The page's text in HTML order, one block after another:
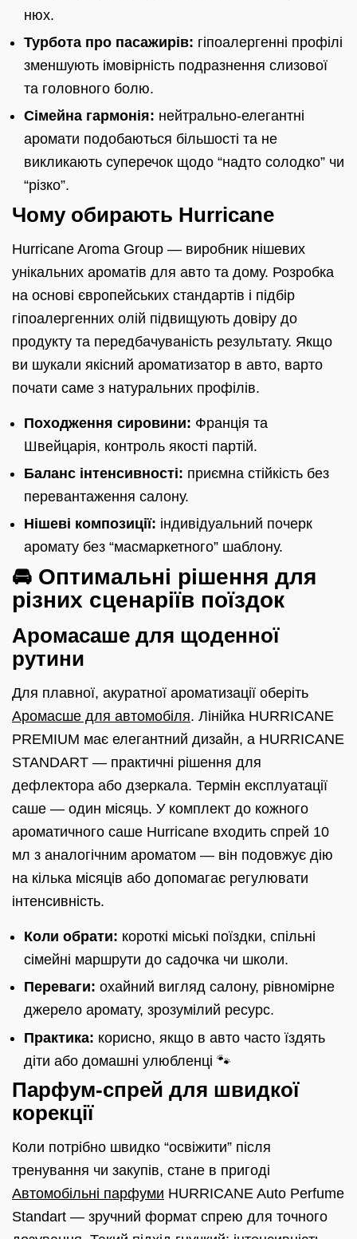
нюх.
Турбота про пасажирів: гіпоалергенні профілі
зменшують імовірність подразнення слизової
та головного болю.
Сімейна гармонія: нейтрально-елегантні
аромати подобаються більшості та не
викликають суперечок щодо “надто солодко” чи
“різко”.
Чому обирають Hurricane
Hurricane Aroma Group — виробник нішевих
унікальних ароматів для авто та дому. Розробка
на основі європейських стандартів і підбір
гіпоалергенних олій підвищують довіру до
продукту та передбачуваність результату. Якщо
ви шукали якісний ароматизатор в авто, варто
почати саме з натуральних профілів.
Походження сировини: Франція та
Швейцарія, контроль якості партій.
Баланс інтенсивності: приємна стійкість без
перевантаження салону.
Нішеві композиції: індивідуальний почерк
аромату без “масмаркетного” шаблону.
🚘 Оптимальні рішення для
різних сценаріїв поїздок
Аромасаше для щоденної
рутини
Для плавної, акуратної ароматизації оберіть
Аромасше для автомобіля. Лінійка HURRICANE
PREMIUM має елегантний дизайн, а HURRICANE
STANDART — практичні рішення для
дефлектора або дзеркала. Термін експлуатації
саше — один місяць. У комплект до кожного
ароматичного саше Hurricane входить спрей 10
мл з аналогічним ароматом — він подовжує дію
на кілька місяців або допомагає регулювати
інтенсивність.
Коли обрати: короткі міські поїздки, спільні
сімейні маршрути до садочка чи школи.
Переваги: охайний вигляд салону, рівномірне
джерело аромату, зрозумілий ресурс.
Практика: корисно, якщо в авто часто їздять
діти або домашні улюбленці 🐾
Парфум-спрей для швидкої
корекції
Коли потрібно швидко “освіжити” після
тренування чи закупів, стане в пригоді
Автомобільні парфуми HURRICANE Auto Perfume
Standart — зручний формат спрею для точного